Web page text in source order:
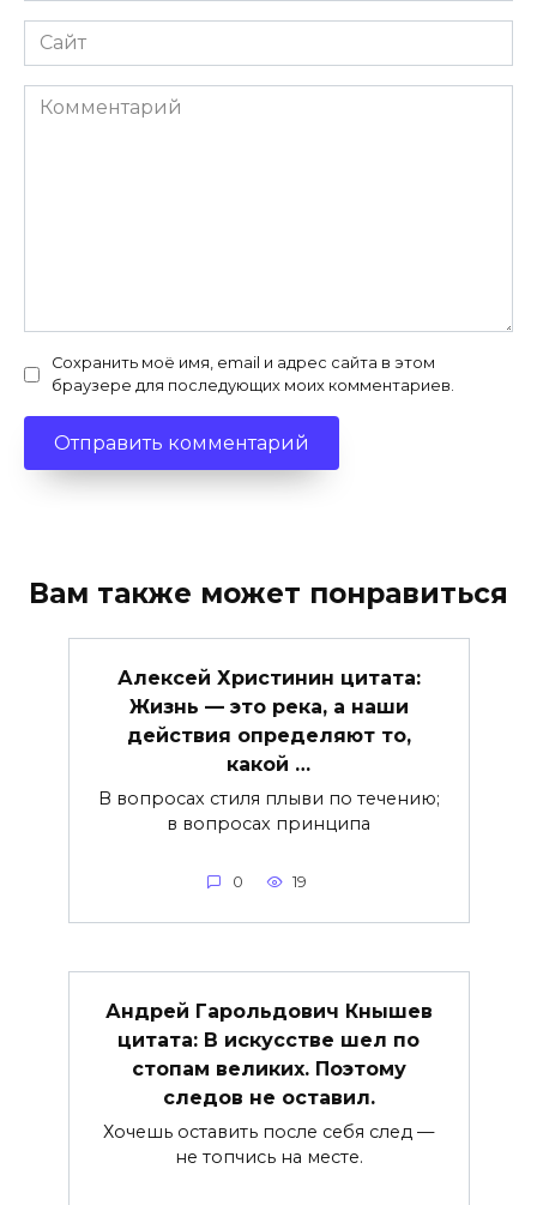
Сайт
Комментарий
Сохранить моё имя, email и адрес сайта в этом
браузере для последующих моих комментариев.
Вам также может понравиться
Алексей Христинин цитата:
Жизнь — это река, а наши
действия определяют то,
какой …
В вопросах стиля плыви по течению;
в вопросах принципа
0 19
Андрей Гарольдович Кнышев
цитата: В искусстве шел по
стопам великих. Поэтому
следов не оставил.
Хочешь оставить после себя след —
не топчись на месте.